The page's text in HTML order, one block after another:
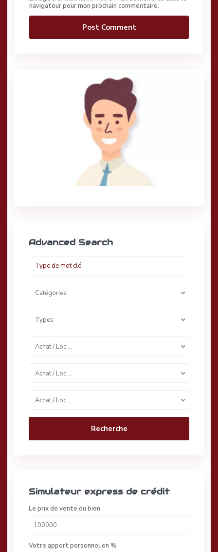
navigateur pour mon prochain commentaire.
Advanced Search
Catégories
Types
Achat / Loc …
Achat / Loc …
Achat / Loc …
Recherche
Simulateur express de crédit
Le prix de vente du bien
Votre apport personnel en %